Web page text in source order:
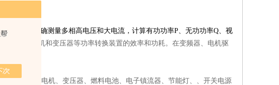
器，可以准 确测量多相高电压和大电流，计算有功功率P、无功功率Q、视
变器、电机和变压器等功率转换装置的效率和功耗。在变频器、电机驱
力发电、电机、变压器、燃料电池、电子镇流器、节能灯、、开关电源